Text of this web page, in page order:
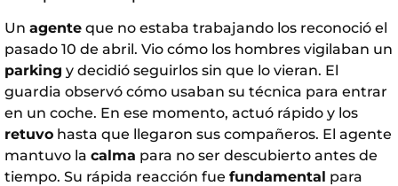
Un agente que no estaba trabajando los reconoció el
pasado 10 de abril. Vio cómo los hombres vigilaban un
parking y decidió seguirlos sin que lo vieran. El
guardia observó cómo usaban su técnica para entrar
en un coche. En ese momento, actuó rápido y los
retuvo hasta que llegaron sus compañeros. El agente
mantuvo la calma para no ser descubierto antes de
tiempo. Su rápida reacción fue fundamental para